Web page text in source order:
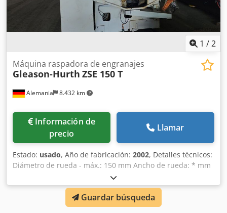
1 /2
Alemania 8.432 km
Máquina raspadora de engranajes
Gleason-Hurth ZSE 150 T
Información de
precio
Llamar
Estado: usado, Año de fabricación: 2002, Detalles técnicos:
Diámetro de rueda - máx.: 150 mm Ancho de rueda: * mm
Módulo - máx.: 3,5 Dedpfx Afeyud Tie Aswa Módulo - mín.:
1,25 Potencia total requerida: * kW Peso de la máquina
aprox.: 6,5 t Necesidad de espacio aprox.: 2,35 x 2,10 x 2,35
m Ancho del diente: 45 mm Diámetro del orificio: 100 mm
Guardar búsqueda